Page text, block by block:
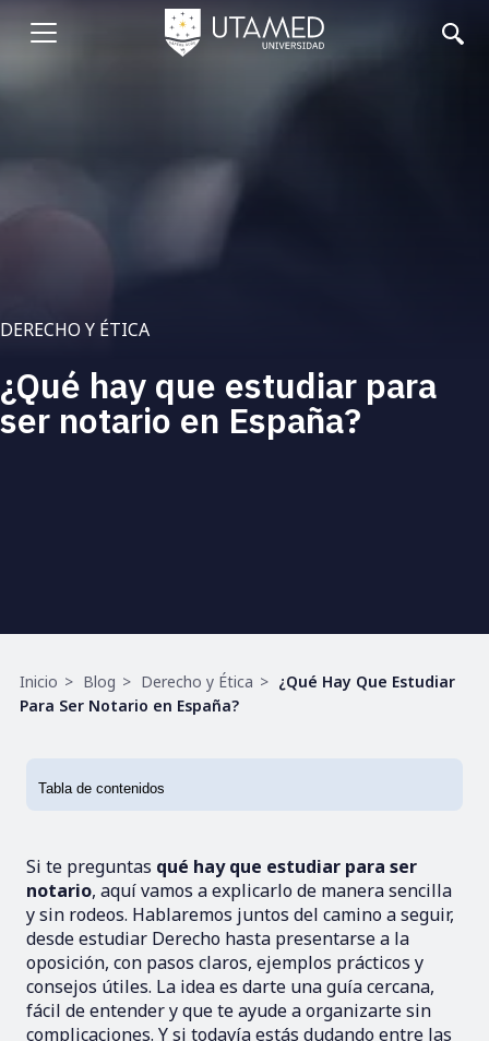
Abrir
DERECHO Y ÉTICA
¿Qué hay que estudiar para
ser notario en España?
Ruta
de
Inicio Blog Derecho y Ética
¿Qué Hay Que Estudiar
Para Ser Notario en España?
Si te preguntas qué hay que estudiar para ser
notario, aquí vamos a explicarlo de manera sencilla
y sin rodeos. Hablaremos juntos del camino a seguir,
desde estudiar Derecho hasta presentarse a la
oposición, con pasos claros, ejemplos prácticos y
consejos útiles. La idea es darte una guía cercana,
fácil de entender y que te ayude a organizarte sin
complicaciones. Y si todavía estás dudando entre las